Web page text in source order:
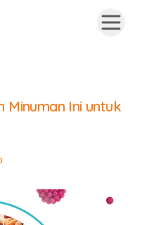
Minuman Ini untuk